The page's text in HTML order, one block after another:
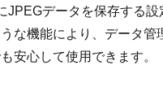
JPEGデータを保存する設
な機能により、データ管
安心して使用できます。